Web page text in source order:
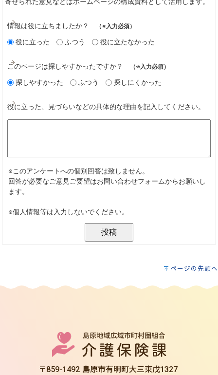
ページの先頭へ
〒859-1492 島原市有明町大三東戊1327